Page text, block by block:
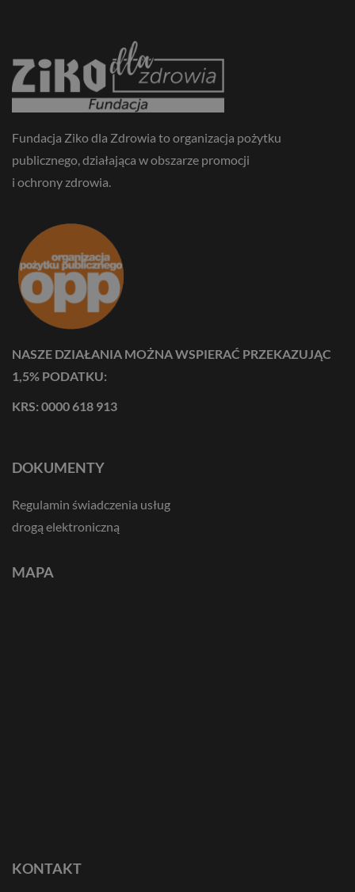
Fundacja Ziko dla Zdrowia to organizacja pożytku
publicznego, działająca w obszarze promocji
i ochrony zdrowia.
NASZE DZIAŁANIA MOŻNA WSPIERAĆ PRZEKAZUJĄC
1,5% PODATKU:
KRS: 0000 618 913
DOKUMENTY
Regulamin świadczenia usług
drogą elektroniczną
MAPA
KONTAKT